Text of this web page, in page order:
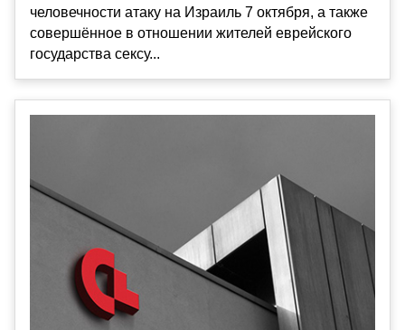
человечности атаку на Израиль 7 октября, а также
совершённое в отношении жителей еврейского
государства сексу...